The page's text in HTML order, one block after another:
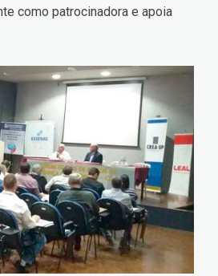
como patrocinadora e apoia